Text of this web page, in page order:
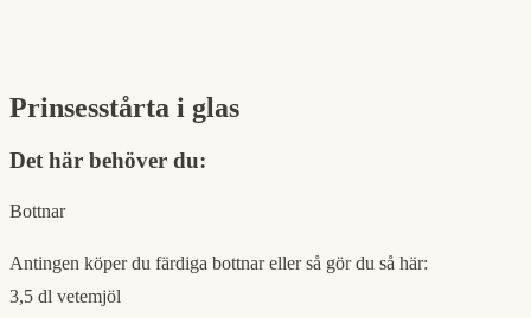
Prinsesstårta i glas
Det här behöver du:
Bottnar
Antingen köper du färdiga bottnar eller så gör du så här:
3,5 dl vetemjöl